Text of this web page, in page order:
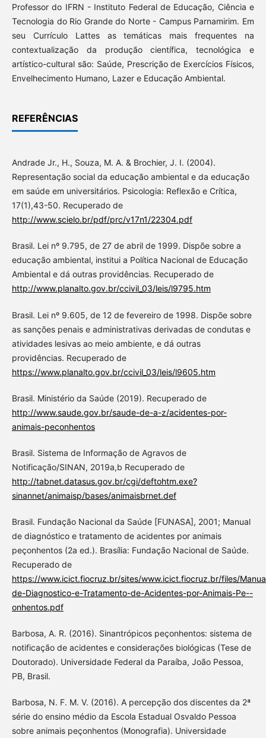
Professor do IFRN - Instituto Federal de Educação, Ciência e
Tecnologia do Rio Grande do Norte - Campus Parnamirim. Em
seu Currículo Lattes as temáticas mais frequentes na
contextualização da produção científica, tecnológica e
artístico-cultural são: Saúde, Prescrição de Exercícios Físicos,
Envelhecimento Humano, Lazer e Educação Ambiental.
REFERÊNCIAS
Andrade Jr., H., Souza, M. A. & Brochier, J. I. (2004).
Representação social da educação ambiental e da educação
em saúde em universitários. Psicologia: Reflexão e Crítica,
17(1),43-50. Recuperado de
http://www.scielo.br/pdf/prc/v17n1/22304.pdf
Brasil. Lei nº 9.795, de 27 de abril de 1999. Dispõe sobre a
educação ambiental, institui a Política Nacional de Educação
Ambiental e dá outras providências. Recuperado de
http://www.planalto.gov.br/ccivil_03/leis/l9795.htm
Brasil. Lei nº 9.605, de 12 de fevereiro de 1998. Dispõe sobre
as sanções penais e administrativas derivadas de condutas e
atividades lesivas ao meio ambiente, e dá outras
providências. Recuperado de
https://www.planalto.gov.br/ccivil_03/leis/l9605.htm
Brasil. Ministério da Saúde (2019). Recuperado de
http://www.saude.gov.br/saude-de-a-z/acidentes-por-
animais-peconhentos
Brasil. Sistema de Informação de Agravos de
Notificação/SINAN, 2019a,b Recuperado de
http://tabnet.datasus.gov.br/cgi/deftohtm.exe?
sinannet/animaisp/bases/animaisbrnet.def
Brasil. Fundação Nacional da Saúde [FUNASA], 2001; Manual
de diagnóstico e tratamento de acidentes por animais
peçonhentos (2a ed.). Brasília: Fundação Nacional de Saúde.
Recuperado de
https://www.icict.fiocruz.br/sites/www.icict.fiocruz.br/files/
de-Diagnostico-e-Tratamento-de-Acidentes-por-Animais-Pe--
onhentos.pdf
Barbosa, A. R. (2016). Sinantrópicos peçonhentos: sistema de
notificação de acidentes e considerações biológicas (Tese de
Doutorado). Universidade Federal da Paraíba, João Pessoa,
PB, Brasil.
Barbosa, N. F. M. V. (2016). A percepção dos discentes da 2ª
série do ensino médio da Escola Estadual Osvaldo Pessoa
sobre animais peçonhentos (Monografia). Universidade